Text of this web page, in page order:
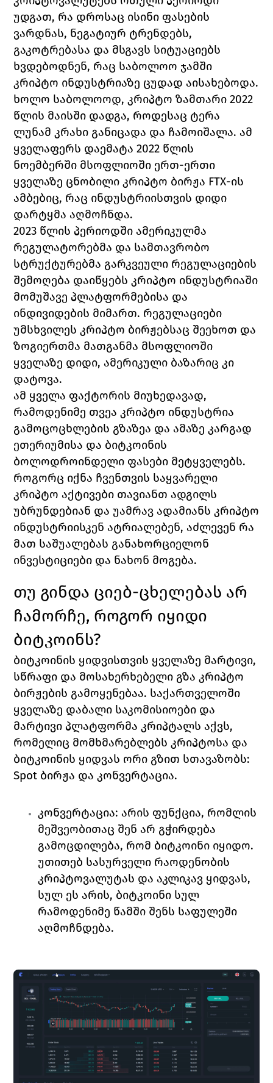
უდგათ, რა დროსაც ისინი ფასების
ვარდნას, ნეგატიურ ტრენდებს,
გაკოტრებასა და მსგავს სიტუაციებს
ხვდებოდნენ, რაც საბოლოო ჯამში
ხოლო საბოლოოდ, კრიპტო ზამთარი 2022
წლის მაისში დადგა, როდესაც ტერა
ლუნამ კრახი განიცადა და ჩამოიშალა. ამ
ყველაფერს დაემატა 2022 წლის
ნოემბერში მსოფლიოში ერთ-ერთი
ყველაზე ცნობილი კრიპტო ბირჟა FTX-ის
ამბებიც, რაც ინდუსტრიისთვის დიდი
დარტყმა აღმოჩნდა.
2023 წლის პერიოდში ამერიკულმა
რეგულატორებმა და სამთავრობო
სტრუქტურებმა გარკვეული რეგულაციების
შემოღება დაიწყებს კრიპტო ინდუსტრიაში
მომუშავე პლატფორმებისა და
ინდივიდების მიმართ. რეგულაციები
უმსხვილეს კრიპტო ბირჟებსაც შეეხოთ და
ზოგიერთმა მათგანმა მსოფლიოში
ყველაზე დიდი, ამერიკული ბაზარიც კი
დატოვა.
ამ ყველა ფაქტორის მიუხედავად,
რამოდენიმე თვეა კრიპტო ინდუსტრია
გამოცოცხლების გზაზეა და ამაზე კარგად
ეთერიუმისა და ბიტკოინის
ბოლოდროინდელი ფასები მეტყველებს.
როგორც იქნა ჩვენთვის საყვარელი
კრიპტო აქტივები თავიანთ ადგილს
უბრუნდებიან და უამრავ ადამიანს კრიპტო
ინდუსტრიისკენ ატრიალებენ, აძლევენ რა
მათ საშუალებას განახორციელონ
ინვესტიციები და ნახონ მოგება.
თუ გინდა ციებ-ცხელებას არ
ჩამორჩე, როგორ იყიდი
ბიტკოინს?
ბიტკოინის ყიდვისთვის ყველაზე მარტივი,
სწრაფი და მოსახერხებელი გზა კრიპტო
ბირჟების გამოყენებაა. საქართველოში
ყველაზე დაბალი საკომისიოები და
მარტივი პლატფორმა კრიპტალს აქვს,
რომელიც მომხმარებლებს კრიპტოსა და
Spot ბირჟა და კონვერტაცია.
კონვერტაცია: არის ფუნქცია, რომლის
მეშვეობითაც შენ არ გჭირდება
გამოცდილება, რომ ბიტკოინი იყიდო.
უთითებ სასურველი რაოდენობის
კრიპტოვალუტას და აკლიკავ ყიდვას,
სულ ეს არის, ბიტკოინი სულ
რამოდენიმე წამში შენს საფულეში
აღმოჩნდება.